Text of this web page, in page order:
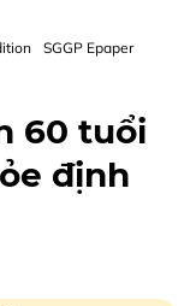
SGGP Epaper
60 tuổi
định